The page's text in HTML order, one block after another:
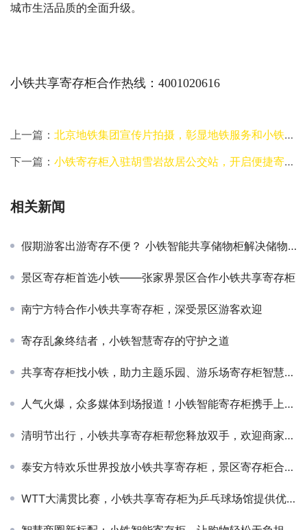
城市生活品质的全面升级。
小铁共享寄存柜合作热线：4001020616
上一篇： 北京地铁集团宣传片拍摄，彰显地铁服务和小铁寄存柜的便捷融合
下一篇： 小铁寄存柜入驻胡雪岩故居公交站，开启便捷寄存新模式
相关新闻
假期游客出游寄存不便？ 小铁智能共享储物柜解决储物烦恼
景区寄存柜首选小铁——张家界景区合作小铁共享寄存柜
南宁方特合作小铁共享寄存柜，深受景区游客欢迎
寄存乱象终结者，小铁智慧寄存的守护之道
共享寄存柜找小铁，助力主题乐园、游乐场寄存柜智慧升级
人气火爆，众多媒体到场报道！小铁智能寄存柜携手上海地铁打造出行轻体验
清明节出行，小铁共享寄存柜帮您释放双手，欢迎商家合作
泰安方特欢乐世界投放小铁共享寄存柜，景区寄存柜合作必选小铁
WTT大满贯比赛，小铁共享寄存柜为乒乓球场馆提供优质寄存服务